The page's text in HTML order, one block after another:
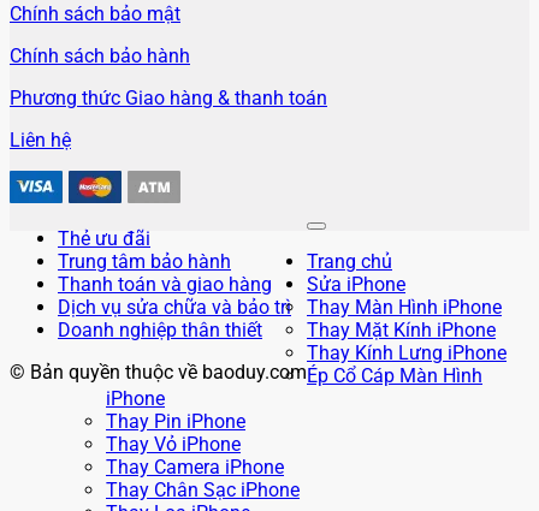
Chính sách bảo mật
Chính sách bảo hành
Phương thức Giao hàng & thanh toán
Liên hệ
Thẻ ưu đãi
Trung tâm bảo hành
Thanh toán và giao hàng
Dịch vụ sửa chữa và bảo trì
Doanh nghiệp thân thiết
© Bản quyền thuộc về baoduy.com
Trang chủ
Sửa iPhone
Thay Màn Hình iPhone
Thay Mặt Kính iPhone
Thay Kính Lưng iPhone
Ép Cổ Cáp Màn Hình
iPhone
Thay Pin iPhone
Thay Vỏ iPhone
Thay Camera iPhone
Thay Chân Sạc iPhone